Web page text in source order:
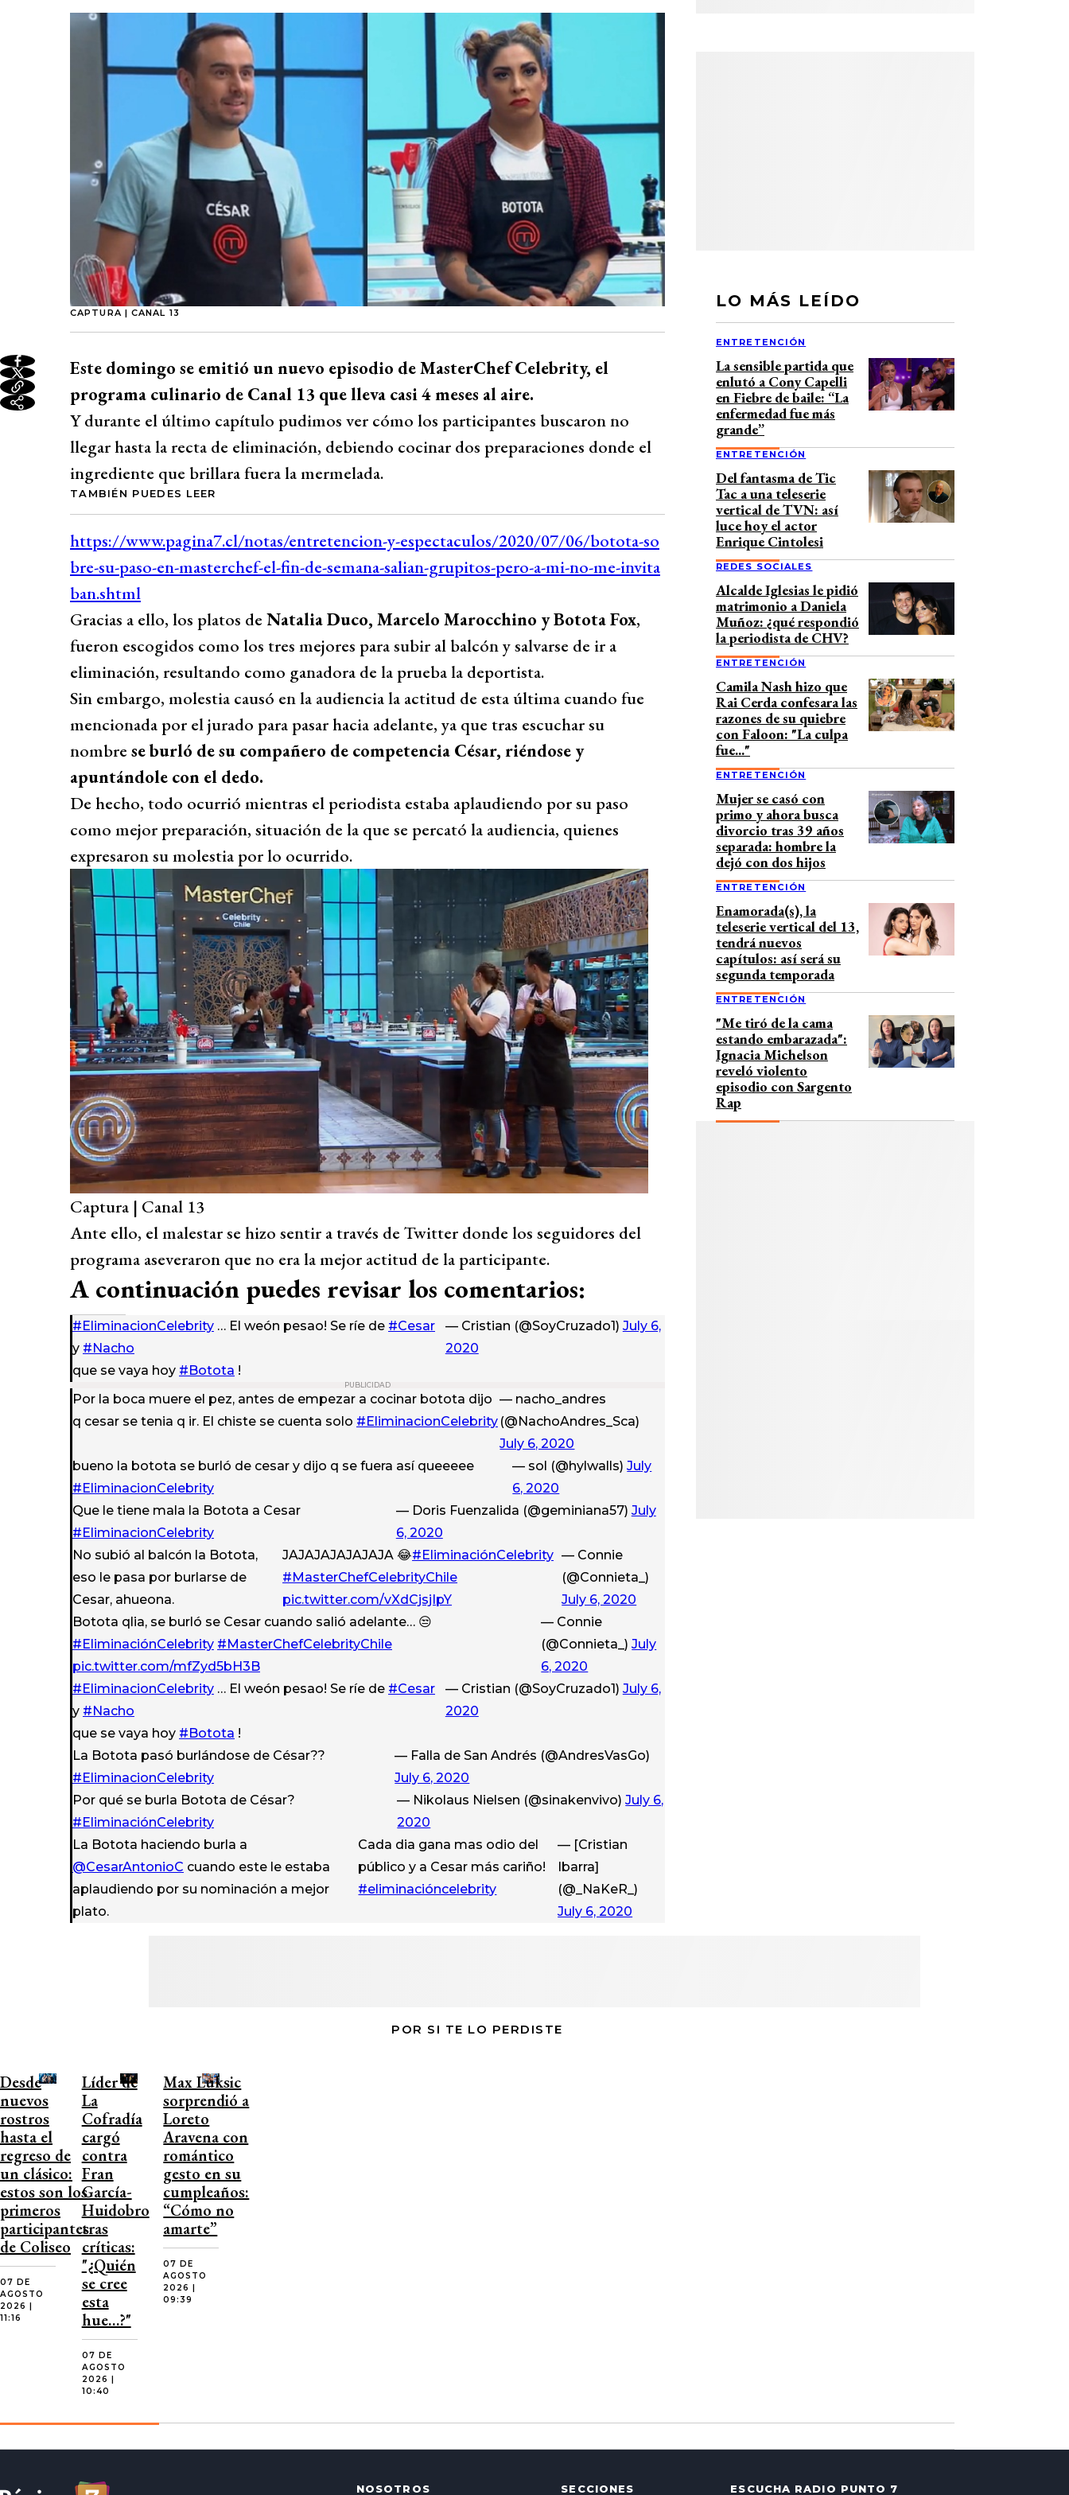
CAPTURA | CANAL 13
Este domingo se emitió un nuevo episodio de MasterChef Celebrity, el
programa culinario de Canal 13 que lleva casi 4 meses al aire.
Y durante el último capítulo pudimos ver cómo los participantes buscaron no
llegar hasta la recta de eliminación, debiendo cocinar dos preparaciones donde el
ingrediente que brillara fuera la mermelada.
TAMBIÉN PUEDES LEER
Gracias a ello, los platos de Natalia Duco, Marcelo Marocchino y Botota Fox,
fueron escogidos como los tres mejores para subir al balcón y salvarse de ir a
eliminación, resultando como ganadora de la prueba la deportista.
Sin embargo, molestia causó en la audiencia la actitud de esta última cuando fue
mencionada por el jurado para pasar hacia adelante, ya que tras escuchar su
nombre se burló de su compañero de competencia César, riéndose y
apuntándole con el dedo.
De hecho, todo ocurrió mientras el periodista estaba aplaudiendo por su paso
como mejor preparación, situación de la que se percató la audiencia, quienes
expresaron su molestia por lo ocurrido.
Captura | Canal 13
Ante ello, el malestar se hizo sentir a través de Twitter donde los seguidores del
programa aseveraron que no era la mejor actitud de la participante.
A continuación puedes revisar los comentarios:
#EliminacionCelebrity … El weón pesao! Se ríe de #Cesar
y #Nacho
que se vaya hoy #Botota !
— Cristian (@SoyCruzado1) July 6,
2020
PUBLICIDAD
Por la boca muere el pez, antes de empezar a cocinar botota dijo
q cesar se tenia q ir. El chiste se cuenta solo #EliminacionCelebrity
— nacho_andres
(@NachoAndres_Sca)
July 6, 2020
bueno la botota se burló de cesar y dijo q se fuera así queeeee
#EliminacionCelebrity
— sol (@hylwalls)July
6, 2020
Que le tiene mala la Botota a Cesar
#EliminacionCelebrity
— Doris Fuenzalida (@geminiana57) July
6, 2020
No subió al balcón la Botota,
eso le pasa por burlarse de
Cesar, ahueona.
JAJAJAJAJAJAJA 😂#EliminaciónCelebrity
#MasterChefCelebrityChile
pic.twitter.com/vXdCjsjIpY
— Connie
(@Connieta_)
July 6, 2020
Botota qlia, se burló se Cesar cuando salió adelante… 😒
#EliminaciónCelebrity #MasterChefCelebrityChile
pic.twitter.com/mfZyd5bH3B
— Connie
(@Connieta_)July
6, 2020
#EliminacionCelebrity … El weón pesao! Se ríe de #Cesar
y #Nacho
que se vaya hoy #Botota !
— Cristian (@SoyCruzado1) July 6,
2020
La Botota pasó burlándose de César??
#EliminacionCelebrity
— Falla de San Andrés (@AndresVasGo)
July 6, 2020
Por qué se burla Botota de César?
#EliminaciónCelebrity
— Nikolaus Nielsen (@sinakenvivo)July 6,
2020
La Botota haciendo burla a
@CesarAntonioC cuando este le estaba
aplaudiendo por su nominación a mejor
plato.
Cada dia gana mas odio del
público y a Cesar más cariño!
#eliminacióncelebrity
— [Cristian
Ibarra]
(@_NaKeR_)
July 6, 2020
LO MÁS LEÍDO
ENTRETENCIÓN
La sensible partida que
enlutó a Cony Capelli
en Fiebre de baile: “La
enfermedad fue más
grande”
ENTRETENCIÓN
Del fantasma de Tic
Tac a una teleserie
vertical de TVN: así
luce hoy el actor
Enrique Cintolesi
REDES SOCIALES
Alcalde Iglesias le pidió
matrimonio a Daniela
Muñoz: ¿qué respondió
la periodista de CHV?
ENTRETENCIÓN
Camila Nash hizo que
Rai Cerda confesara las
razones de su quiebre
con Faloon: "La culpa
fue..."
ENTRETENCIÓN
Mujer se casó con
primo y ahora busca
divorcio tras 39 años
separada: hombre la
dejó con dos hijos
ENTRETENCIÓN
Enamorada(s), la
teleserie vertical del 13,
tendrá nuevos
capítulos: así será su
segunda temporada
ENTRETENCIÓN
"Me tiró de la cama
estando embarazada":
Ignacia Michelson
reveló violento
episodio con Sargento
Rap
POR SI TE LO PERDISTE
Desde
nuevos
rostros
hasta el
regreso de
un clásico:
estos son los
primeros
participantes
de Coliseo
07 DE
AGOSTO
2026 |
11:16
Líder de
La
Cofradía
cargó
contra
Fran
García-
Huidobro
tras
críticas:
"¿Quién
se cree
esta
hue…?"
07 DE
AGOSTO
2026 |
10:40
Max Luksic
sorprendió a
Loreto
Aravena con
romántico
gesto en su
cumpleaños:
“Cómo no
amarte”
07 DE
AGOSTO
2026 |
09:39
NOSOTROS SECCIONES ESCUCHA RADIO PUNTO 7